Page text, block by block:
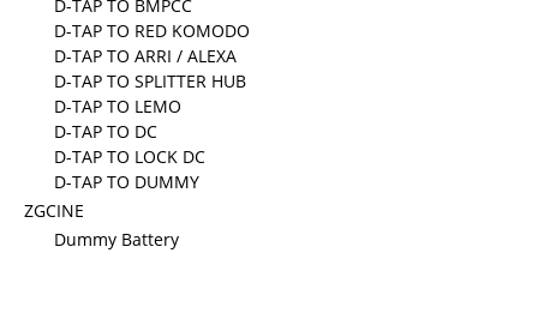
D-TAP TO BMPCC
D-TAP TO RED KOMODO
D-TAP TO ARRI / ALEXA
D-TAP TO SPLITTER HUB
D-TAP TO LEMO
D-TAP TO DC
D-TAP TO LOCK DC
D-TAP TO DUMMY
ZGCINE
Dummy Battery